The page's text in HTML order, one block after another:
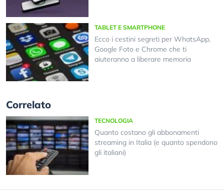
TABLET E SMARTPHONE
Ecco i cestini segreti per WhatsApp,
Google Foto e Chrome che ti
aiuteranno a liberare memoria
Correlato
TECNOLOGIA
Quanto costano gli abbonamenti
streaming in Italia (e quanto spendono
gli italiani)